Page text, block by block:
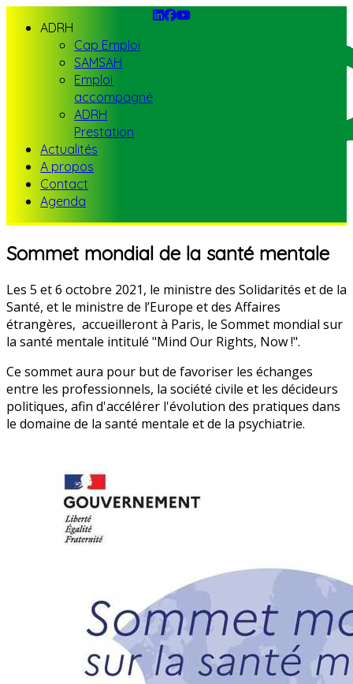
ADRH
Cap Emploi
SAMSAH
Emploi
accompagné
ADRH
Prestation
Actualités
A propos
Contact
Agenda
Sommet mondial de la santé mentale
Les 5 et 6 octobre 2021, le ministre des Solidarités et de la
Santé, et le ministre de l’Europe et des Affaires
étrangères, accueilleront à Paris, le Sommet mondial sur
la santé mentale intitulé "Mind Our Rights, Now !".
Ce sommet aura pour but de favoriser les échanges
entre les professionnels, la société civile et les décideurs
politiques, afin d'accélérer l'évolution des pratiques dans
le domaine de la santé mentale et de la psychiatrie.